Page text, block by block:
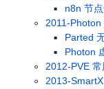
n8n 节
2011-Photon
Parted
Photon
2012-PVE
2013-SmartX